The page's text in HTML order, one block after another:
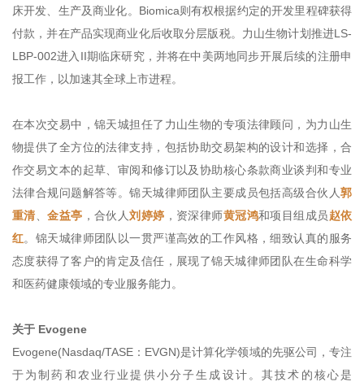
床开发、生产及商业化。Biomica则有权根据约定的开发里程碑获得
付款，并在产品实现商业化后收取分层版税。力山生物计划推进LS-
LBP-002进入II期临床研究，并将在中美两地同步开展后续的注册申
报工作，以加速其全球上市进程。
在本次交易中，锦天城担任了力山生物的专项法律顾问，为力山生
物提供了全方位的法律支持，包括协助交易架构的设计和选择，合
作交易文本的起草、审阅和修订以及协助核心条款商业谈判和专业
法律合规问题解答等。锦天城律师团队主要成员包括高级合伙人郭
重清 、金益亭 ，合伙人刘婷婷 ，资深律师黄冠鸿和项目组成员赵依
红。锦天城律师团队以一贯严谨高效的工作风格，细致认真的服务
态度获得了客户的肯定及信任，展现了锦天城律师团队在生命科学
和医药健康领域的专业服务能力。
关于 Evogene
Evogene(Nasdaq/TASE：EVGN)是计算化学领域的先驱公司，专注
于为制药和农业行业提供小分子生成设计。其技术的核心是